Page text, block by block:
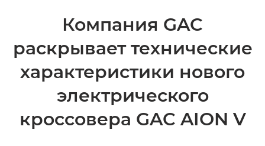
Компания GAC
раскрывает технические
характеристики нового
электрического
кроссовера GAC AION V